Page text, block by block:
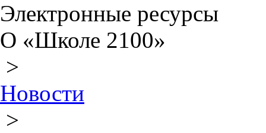
Электронные ресурсы
О «Школе 2100»
>
Новости
>